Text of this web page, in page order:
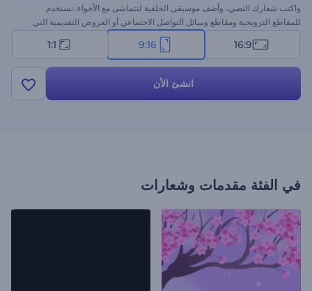
واكتب شعارك النصي، وأضف موسيقى الخلفية لتتماشى مع الأجواء. تستخدم
للمقاطع الترويجية ومقاطع وسائل التواصل الاجتماعي أو العروض التقديمية التي
تحتاج إلى دفعة من الأدرينالين. جرب الآن!
16:9
9:16
1:1
انشئ الأن
في الفئة مقدمات وشعارات